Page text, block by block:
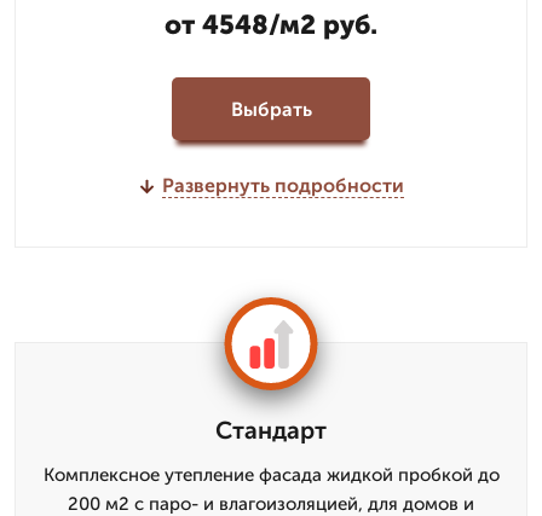
от 4548/м2 руб.
Выбрать
Развернуть подробности
Стандарт
Комплексное утепление фасада жидкой пробкой до
200 м2 с паро- и влагоизоляцией, для домов и